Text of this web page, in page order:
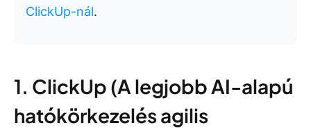
ClickUp-nál.
1. ClickUp (A legjobb AI-alapú
hatókörkezelés agilis